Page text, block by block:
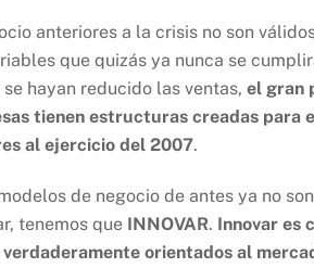
anteriores a la crisis no son
que quizás ya nunca se
hayan reducido las ventas, el gran
tienen estructuras creadas para
al ejercicio del 2007.
de negocio de antes ya no
tenemos que INNOVAR. Innovar es
orientados al